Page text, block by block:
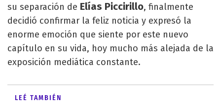
su separación de Elías Piccirillo, finalmente
decidió confirmar la feliz noticia y expresó la
enorme emoción que siente por este nuevo
capítulo en su vida, hoy mucho más alejada de la
exposición mediática constante.
LEÉ TAMBIÉN